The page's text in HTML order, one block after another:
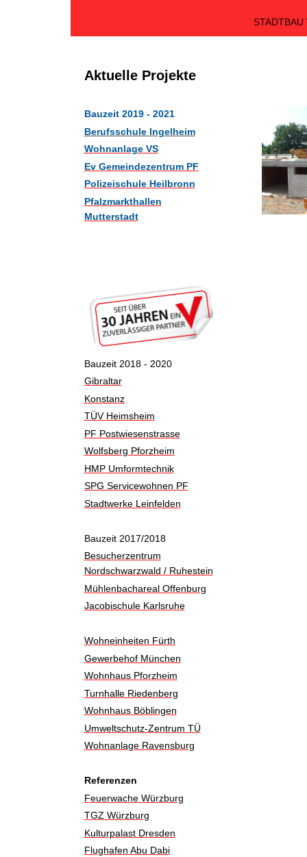
STADTBAU
Aktuelle Projekte
Bauzeit 2019 - 2021
Berufsschule Ingelheim
Wohnanlage VS
Ev Gemeindezentrum PF
Polizeischule Heilbronn
Pfalzmarkthallen
Mutterstadt
Bauzeit 2018 - 2020
Gibraltar
Konstanz
TÜV Heimsheim
PF Postwiesenstrasse
Wolfsberg Pforzheim
HMP Umformtechnik
SPG Servicewohnen PF
Stadtwerke Leinfelden
Bauzeit 2017/2018
Besucherzentrum
Nordschwarzwald / Ruhestein
Mühlenbachareal Offenburg
Jacobischule Karlsruhe
Wohneinheiten Fürth
Gewerbehof München
Wohnhaus Pforzheim
Turnhalle Riedenberg
Wohnhaus Böblingen
Umweltschutz-Zentrum TÜ
Wohnanlage Ravensburg
Referenzen
Feuerwache Würzburg
TGZ Würzburg
Kulturpalast Dresden
Flughafen Abu Dabi